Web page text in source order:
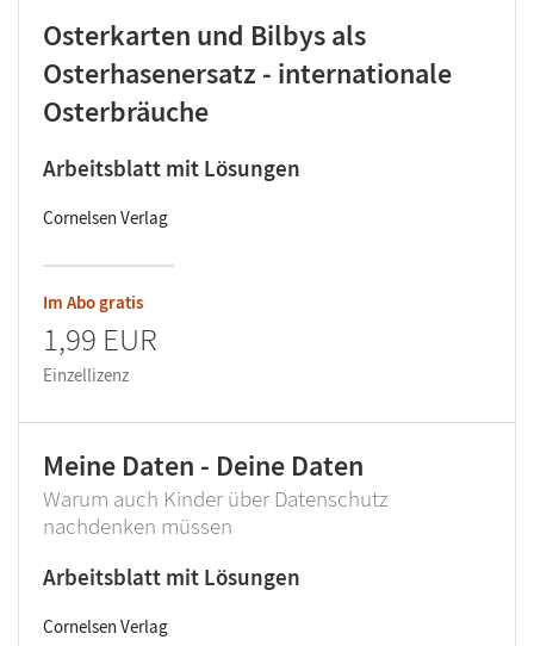
Osterkarten und Bilbys als
Osterhasenersatz - internationale
Osterbräuche
Arbeitsblatt mit Lösungen
Cornelsen Verlag
Im Abo gratis
1,99 EUR
Einzellizenz
Meine Daten - Deine Daten
Warum auch Kinder über Datenschutz
nachdenken müssen
Arbeitsblatt mit Lösungen
Cornelsen Verlag